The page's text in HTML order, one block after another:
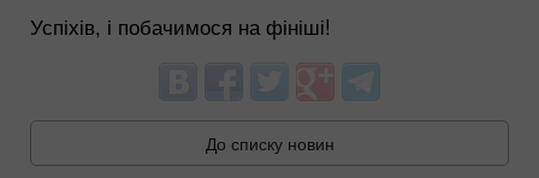
Успіхів, і побачимося на фініші!
До списку новин